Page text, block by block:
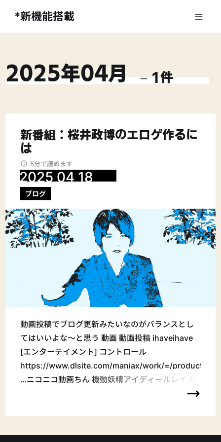
*新機能搭載
2025年04月 –1件
新番組：桜井政博のエロゲ作るに
は
5分で読めます
2025 04 18
ブログ
動画投稿でブログ更新みたいなのがバランスとし
てはいいよな〜と思う 動画 動画投稿 ihaveihave
[エンターテイメント] コントロール
https://www.dlsite.com/maniax/work/=/
…ニコニコ動画ちん 機動妖精アイディールレイズ
がかなり面白かった 金曜夜に始めたら朝までやり
してるのにBGMがうっすら聞こえてた 普通ボイ